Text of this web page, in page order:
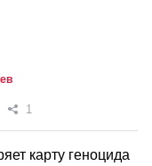
1
карту геноцида